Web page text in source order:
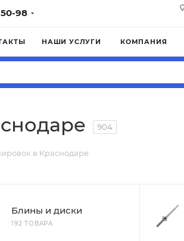
98
НАШИ УСЛУГИ КОМПАНИЯ
904
в Краснодаре
Блины и диски
192 ТОВАРА